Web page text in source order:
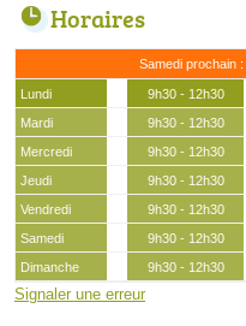
Horaires
Samedi prochain :
Lundi 9h30 - 12h30
Mardi
9h30 - 12h30
Mercredi
9h30 - 12h30
Jeudi
9h30 - 12h30
Vendredi
9h30 - 12h30
Samedi
9h30 - 12h30
Dimanche
9h30 - 12h30
Signaler une erreur